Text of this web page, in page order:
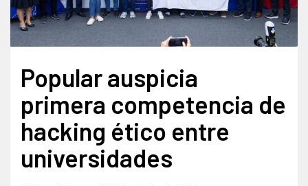
Popular auspicia
primera competencia de
hacking ético entre
universidades